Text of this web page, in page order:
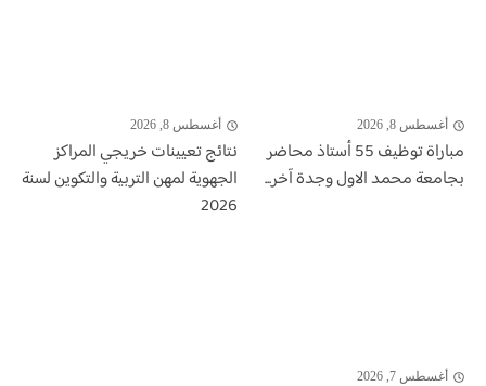
أغسطس 8, 2026
مباراة توظيف 55 أستاذ محاضر
بجامعة محمد الاول وجدة آخر...
أغسطس 8, 2026
نتائج تعيينات خريجي المراكز
الجهوية لمهن التربية والتكوين لسنة
2026
أغسطس 7, 2026